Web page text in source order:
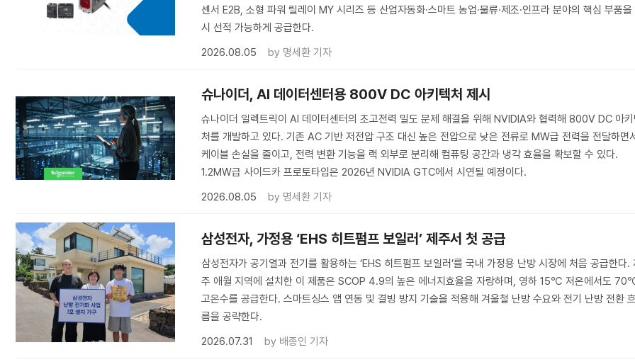
센서 E2B, 소형 파워 릴레이 MY 시리즈 등 산업자동화·스마트 농업·물류·제조·인프라 분야의 핵심 부품을
시 선적 가능하게 공급한다.
2026.08.05
by 명세환 기자
슈나이더, AI 데이터센터용 800V DC 아키텍처 제시
슈나이더 일렉트릭이 AI 데이터센터의 초고전력 밀도 문제 해결을 위해 NVIDIA와 협력해 800V DC 아
처를 개발하고 있다. 기존 AC 기반 저전압 구조 대신 높은 전압으로 낮은 전류로 MW급 전력을 전달하면
케이블 손실을 줄이고, 전력 변환 기능을 랙 외부로 분리해 컴퓨팅 공간과 냉각 효율을 확보할 수 있다.
1.2MW급 사이드카 프로토타입은 2026년 NVIDIA GTC에서 시연될 예정이다.
2026.08.05
by 명세환 기자
삼성전자, 가정용 ‘EHS 히트펌프 보일러’ 제주서 첫 공급
삼성전자가 공기열과 전기를 활용하는 ‘EHS 히트펌프 보일러’를 국내 가정용 난방 시장에 처음 공급한다.
주 애월 지역에 설치한 이 제품은 SCOP 4.9의 높은 에너지효율을 자랑하며, 영하 15℃ 저온에서도
고온수를 공급한다. 스마트싱스 앱 연동 및 결빙 방지 기술을 적용해 겨울철 난방 수요와 전기 난방 전환
름을 공략한다.
2026.07.31
by 배종인 기자